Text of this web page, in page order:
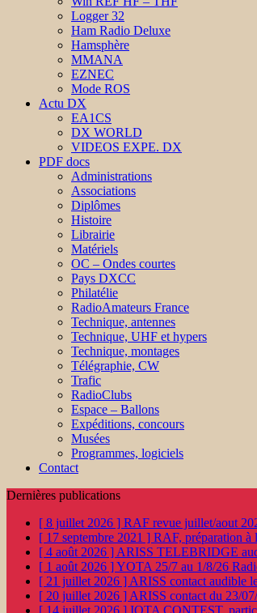
Logger 32
Ham Radio Deluxe
Hamsphère
MMANA
EZNEC
Mode ROS
Actu DX
EA1CS
DX WORLD
VIDEOS EXPE. DX
PDF docs
Administrations
Associations
Diplômes
Histoire
Librairie
Matériels
OC – Ondes courtes
Pays DXCC
Philatélie
RadioAmateurs France
Technique, antennes
Technique, UHF et hypers
Technique, montages
Télégraphie, CW
Trafic
RadioClubs
Espace – Ballons
Expéditions, concours
Musées
Programmes, logiciels
Contact
Dernières publications
[ 8 juillet 2026 ] RAF revue juillet/aout
[ 17 septembre 2021 ] RAF, préparation à
[ 4 août 2026 ] ARISS TELEBRIDGE
[ 1 août 2026 ]YOTA 25/7 au 1/8/26
[ 21 juillet 2026 ] ARISS contact audible
[ 20 juillet 2026 ] ARISS contact du 23/
[ 14 juillet 2026 ] IOTA CONTEST,